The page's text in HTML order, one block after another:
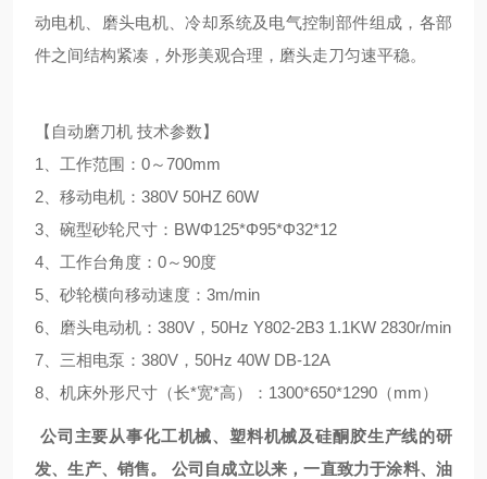
动电机、磨头电机、冷却系统及电气控制部件组成，各部
件之间结构紧凑，外形美观合理，磨头走刀匀速平稳。
【自动磨刀机 技术参数】
1、工作范围：0～700mm
2、移动电机：380V 50HZ 60W
3、碗型砂轮尺寸：BWΦ125*Φ95*Φ32*12
4、工作台角度：0～90度
5、砂轮横向移动速度：3m/min
6、磨头电动机：380V，50Hz Y802-2B3 1.1KW 2830r/min
7、三相电泵：380V，50Hz 40W DB-12A
8、机床外形尺寸（长*宽*高）：1300*650*1290（mm）
公司主要从事化工机械、塑料机械及硅酮胶生产线的研
发、生产、销售。 公司自成立以来，一直致力于涂料、油